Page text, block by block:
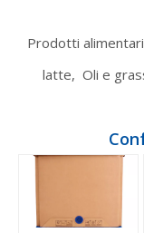
Prodotti
latte, Oli e